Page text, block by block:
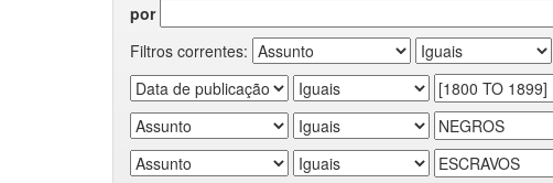
por
Filtros correntes: